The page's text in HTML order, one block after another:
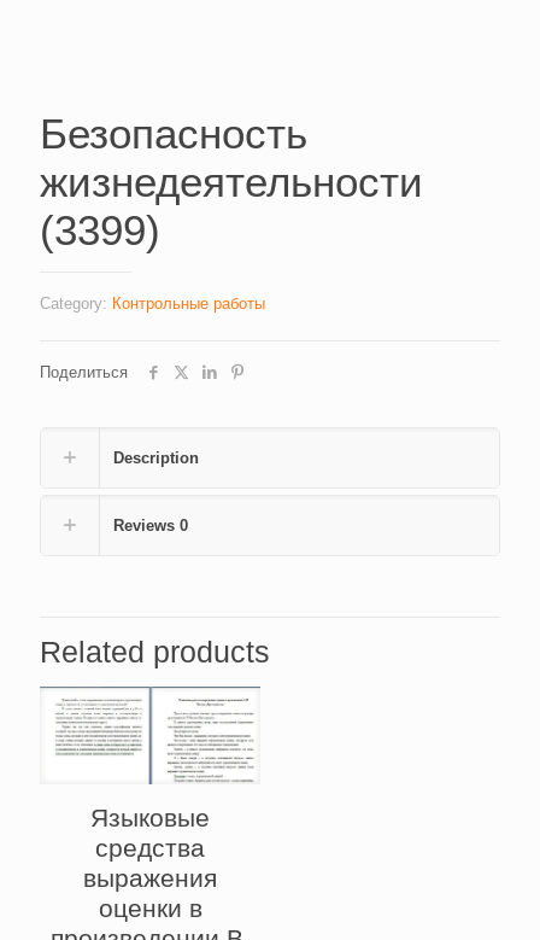
Безопасность
жизнедеятельности
(3399)
Category: Контрольные работы
Поделиться
Description
Reviews 0
Related products
Языковые
средства
выражения
оценки в